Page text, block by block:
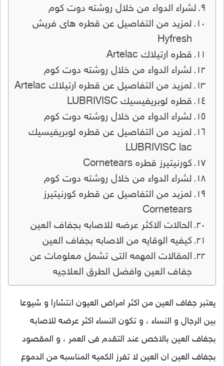
لشراء الدواء من خلال روشته دوت كوم
لمزيد من التفاصيل عن قطره هاى فريش
Hyfresh
قطره ارتيلاك Artelac
لشراء الدواء من خلال روشته دوت كوم
لمزيد من التفاصيل عن قطره ارتيلاك Artelac
قطره لوبريفيسيك LUBRIVISC
لشراء الدواء من خلال روشته دوت كوم
لمزيد من التفاصيل عن قطره لوبريفيسيك
LUBRIVISC lac
كورنيتيرز قطره Cornetears
لشراء الدواء من خلال روشته دوت كوم
لمزيد من التفاصيل عن قطره كورنيتيرز
Cornetears
الحالات الاكثر عرضه للاصابه بجفاف العين
كيفيه الوقايه من الاصابه بجفاف العين
المقالات المهمه التى تشمل معلومات عن
جفاف العين وافضل الطرق العلاجيه
يعتبر جفاف العين من اكثر امراض العيون انتشارا و شيوعا
بين الرجال و النساء ، و تكون النساء اكثر عرضه للاصابه
بجفاف العين بالاخص عند التقدم فى العمر ، و المقصود
بجفاف العين ان العين لا تفرز الكميه المناسبه من الدموع